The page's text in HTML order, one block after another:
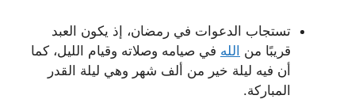
تستجاب الدعوات في رمضان، إذ يكون العبد
قريبًا من الله في صيامه وصلاته وقيام الليل، كما
أن فيه ليلة خير من ألف شهر وهي ليلة القدر
المباركة.